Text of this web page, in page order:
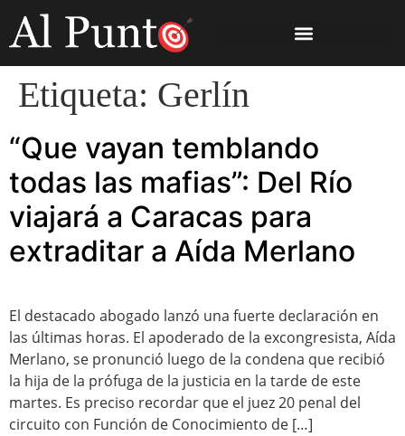
Etiqueta: Gerlín
“Que vayan temblando
todas las mafias”: Del Río
viajará a Caracas para
extraditar a Aída Merlano
El destacado abogado lanzó una fuerte declaración en
las últimas horas. El apoderado de la excongresista, Aída
Merlano, se pronunció luego de la condena que recibió
la hija de la prófuga de la justicia en la tarde de este
martes. Es preciso recordar que el juez 20 penal del
circuito con Función de Conocimiento de […]